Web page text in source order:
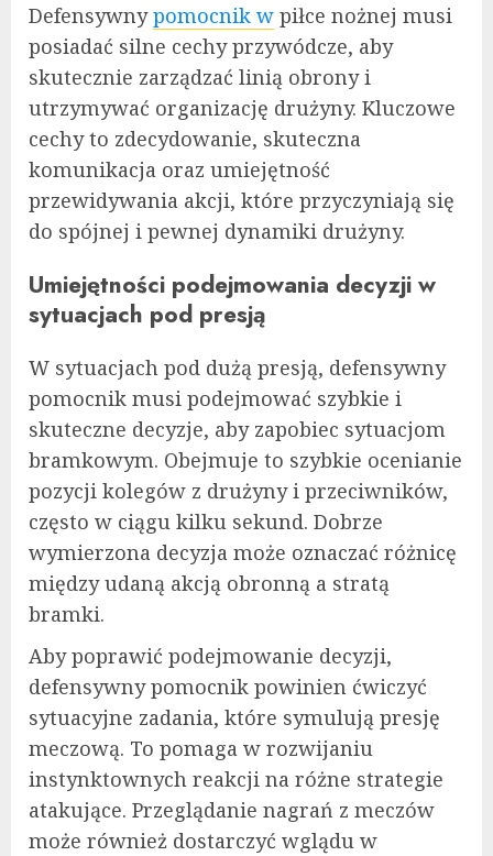
Defensywnypomocnik w piłce nożnej musi
posiadać silne cechy przywódcze, aby
skutecznie zarządzać linią obrony i
utrzymywać organizację drużyny. Kluczowe
cechy to zdecydowanie, skuteczna
komunikacja oraz umiejętność
przewidywania akcji, które przyczyniają się
do spójnej i pewnej dynamiki drużyny.
Umiejętności podejmowania decyzji w
sytuacjach pod presją
W sytuacjach pod dużą presją, defensywny
pomocnik musi podejmować szybkie i
skuteczne decyzje, aby zapobiec sytuacjom
bramkowym. Obejmuje to szybkie ocenianie
pozycji kolegów z drużyny i przeciwników,
często w ciągu kilku sekund. Dobrze
wymierzona decyzja może oznaczać różnicę
między udaną akcją obronną a stratą
bramki.
Aby poprawić podejmowanie decyzji,
defensywny pomocnik powinien ćwiczyć
sytuacyjne zadania, które symulują presję
meczową. To pomaga w rozwijaniu
instynktownych reakcji na różne strategie
atakujące. Przeglądanie nagrań z meczów
może również dostarczyć wglądu w